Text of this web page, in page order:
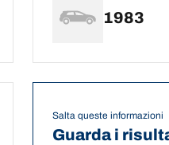
1983
Salta queste informazioni
Guarda i